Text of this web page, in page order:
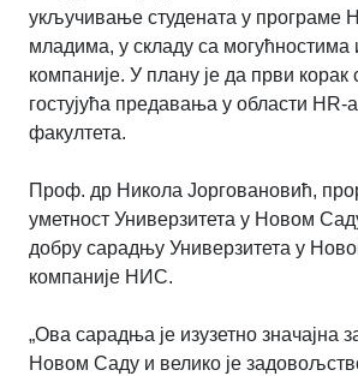
укључивање студената у
младима, у складу са могућностима
компаније. У плану је да први
гостујућа предавања у области HR-
факултета.
Проф. др Никола Јорговановић,
уметност Универзитета у Новом
добру сарадњу Универзитета у
компаније НИС.
„Ова сарадња је изузетно значајна
Новом Саду и велико је